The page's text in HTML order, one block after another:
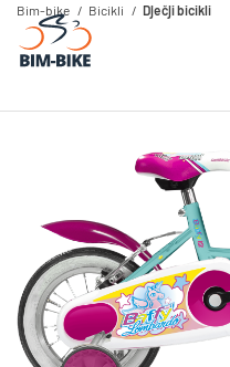
Bim-bike Bicikli Dječji bicikli